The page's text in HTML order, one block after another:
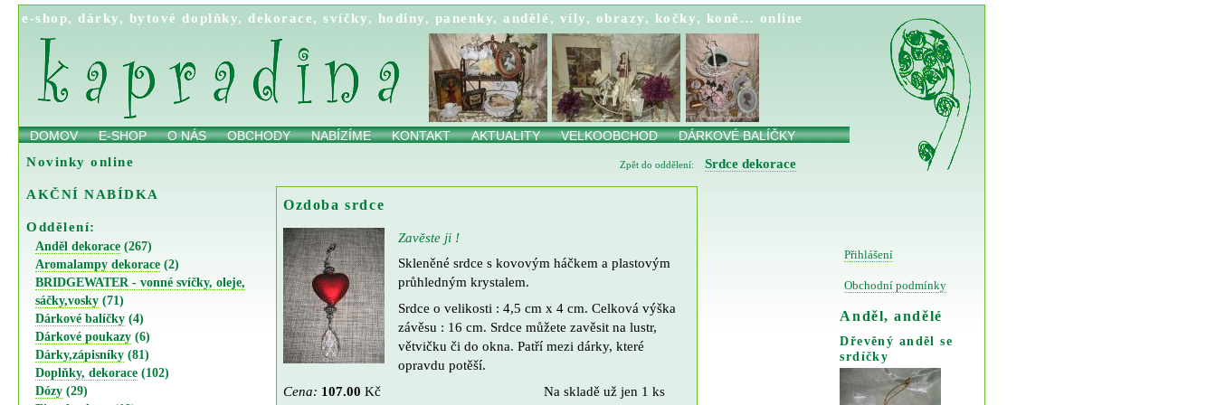
e-shop,dárky, bytové doplňky,dekorace,svíčky, hodiny, panenky,andělé , víly, obrazy, kočky, koně… online
DOMOV E-SHOP O NÁS OBCHODY NABÍZÍME KONTAKT AKTUALITY VELKOOBCHOD DÁRKOVÉ BALÍČKY
Novinky online
AKČNÍ NABÍDKA
Oddělení:
Anděl dekorace (267)
Aromalampy dekorace (2)
BRIDGEWATER - vonné svíčky, oleje,
sáčky,vosky (71)
Dárkové balíčky (4)
Dárkové poukazy (6)
Dárky,zápisníky (81)
Doplňky, dekorace (102)
Dózy (29)
Zpět do oddělení: Srdce dekorace
Ozdoba srdce
Zavěste ji !
Skleněné srdce s kovovým háčkem a plastovým
průhledným krystalem.
Srdce o velikosti : 4,5 cm x 4 cm. Celková výška
závěsu : 16 cm. Srdce můžete zavěsit na lustr,
větvičku či do okna. Patří mezi dárky, které
opravdu potěší.
Na skladě už jen 1 ks
Cena: 107.00 Kč
Přihlášení
Obchodní podmínky
Anděl, andělé
Dřevěný anděl se
srdíčky